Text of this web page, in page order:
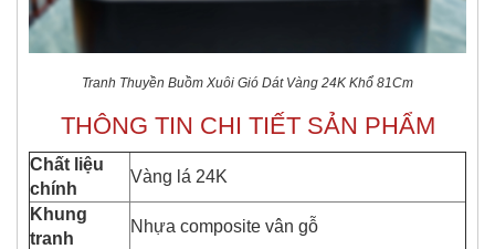
Tranh Thuyền Buồm Xuôi Gió Dát Vàng 24K Khổ 81Cm​
THÔNG TIN CHI TI​ẾT SẢN PHẨM
Chất liệu
chính
Vàng lá 24K
Khung
tranh
Nhựa composite vân gỗ